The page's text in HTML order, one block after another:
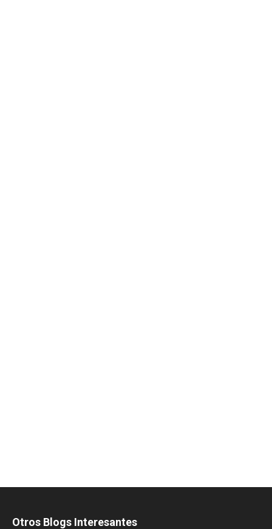
Otros Blogs Interesantes